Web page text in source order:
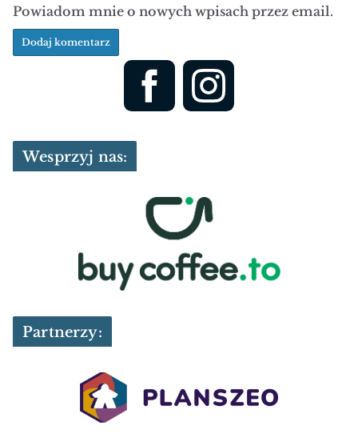
Powiadom mnie o nowych wpisach przez email.
Wesprzyj nas:
Partnerzy: